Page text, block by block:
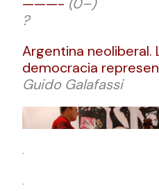
?
Argentina neoliberal.
democracia
Guido Galafassi
.
.